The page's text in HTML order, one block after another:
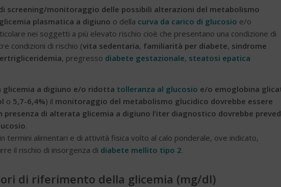
screening/monitoraggio delle possibili alterazioni del metabolismo
glicemia plasmatica a digiuno o della curva da carico di glucosio e/o
nei soggetti a più elevato rischio cioè che presentano una condizione di
condizioni di rischio (vita sedentaria, familiarità per diabete, sindrome
, pregresso diabete gestazionale, steatosi epatica
a digiuno e/o ridotta tolleranza al glucosio e/o emoglobina
o 5,7-6,4%) il monitoraggio del metabolismo glucidico dovrebbe essere
di alterata glicemia a digiuno l’iter diagnostico dovrebbe
.
termini alimentari e di attività fisica volto al calo ponderale, ove indicato,
il rischio di insorgenza di diabete mellito tipo 2.
di riferimento della glicemia (mg/dl)